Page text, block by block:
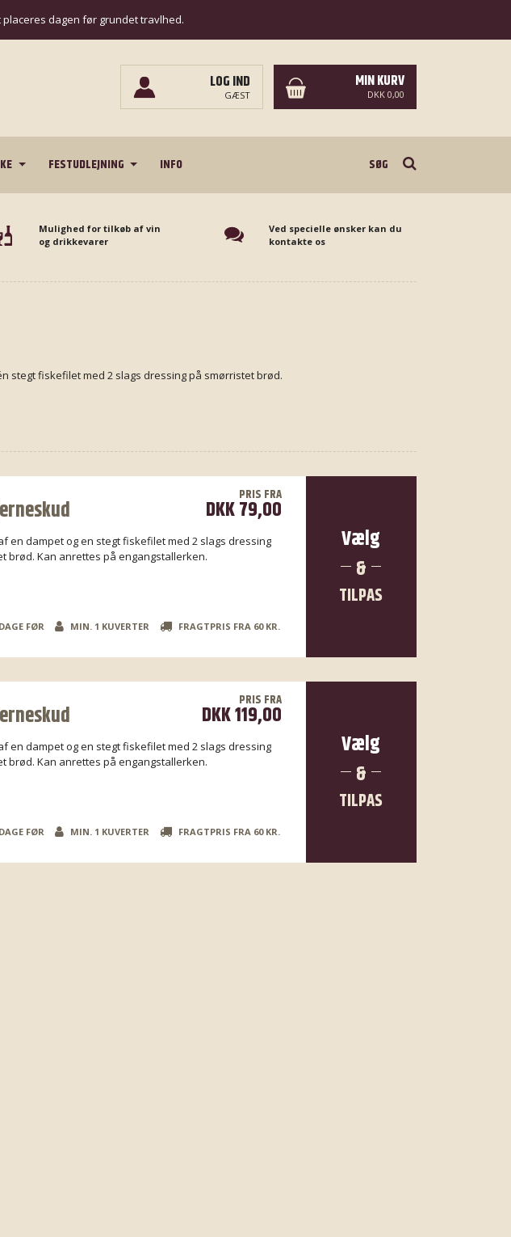
placeres dagen før grundet travlhed.
LOG IND
GÆST
MIN KURV
DKK 0,00
FESTUDLEJNING INFO
Mulighed for tilkøb af vin
og drikkevarer
Ved specielle ønsker kan du
kontakte os
stegt fiskefilet med 2 slags dressing på smørristet brød.
PRIS FRA
DKK 79,00
en dampet og en stegt fiskefilet med 2 slags dressing
brød. Kan anrettes på engangstallerken.
FØR MIN. 1 KUVERTER FRAGTPRIS FRA 60 KR.
Vælg
&
TILPAS
PRIS FRA
DKK 119,00
en dampet og en stegt fiskefilet med 2 slags dressing
brød. Kan anrettes på engangstallerken.
FØR MIN. 1 KUVERTER FRAGTPRIS FRA 60 KR.
Vælg
&
TILPAS